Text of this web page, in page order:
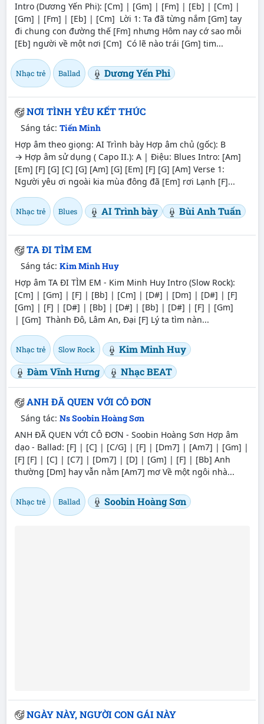
Intro (Dương Yến Phi): [Cm] | [Gm] | [Fm] | [Eb] | [Cm] |
[Gm] | [Fm] | [Eb] | [Cm] Lời 1: Ta đã từng nắm [Gm] tay
đi chung con đường thế [Fm] nhưng Hôm nay cớ sao mỗi
[Eb] người về một nơi [Cm] Có lẽ nào trái [Gm] tim...
Nhạc trẻ Ballad Dương Yến Phi
NƠI TÌNH YÊU KẾT THÚC
Sáng tác: Tiến Minh
Hợp âm theo giọng: AI Trình bày Hợp âm chủ (gốc): B
→ Hợp âm sử dụng ( Capo II.): A | Điệu: Blues Intro: [Am]
[Em] [F] [G] [C] [G] [Am] [G] [Em] [F] [G] [Am] Verse 1:
Người yêu ơi ngoài kia mùa đông đã [Em] rơi Lạnh [F]...
Nhạc trẻ Blues AI Trình bày Bùi Anh Tuấn
TA ĐI TÌM EM
Sáng tác: Kim Minh Huy
Hợp âm TA ĐI TÌM EM - Kim Minh Huy Intro (Slow Rock):
[Cm] | [Gm] | [F] | [Bb] | [Cm] | [D#] | [Dm] | [D#] | [F]
[Gm] | [F] | [D#] | [Bb] | [D#] | [Bb] | [D#] | [F] | [Gm]
| [Gm] Thành Đô, Lâm An, Đại [F] Lý ta tìm nàn...
Nhạc trẻ Slow Rock
Kim Minh Huy
Đàm Vĩnh Hưng
Nhạc BEAT
ANH ĐÃ QUEN VỚI CÔ ĐƠN
Sáng tác: Ns Soobin Hoàng Sơn
ANH ĐÃ QUEN VỚI CÔ ĐƠN - Soobin Hoàng Sơn Hợp âm
dạo - Ballad: [F] | [C] | [C/G] | [F] | [Dm7] | [Am7] | [Gm] |
[F] [F] | [C] | [C7] | [Dm7] | [D] | [Gm] | [F] | [Bb] Anh
thường [Dm] hay vẫn nằm [Am7] mơ Về một ngôi nhà...
Nhạc trẻ Ballad Soobin Hoàng Sơn
NGÀY NÀY, NGƯỜI CON GÁI NÀY